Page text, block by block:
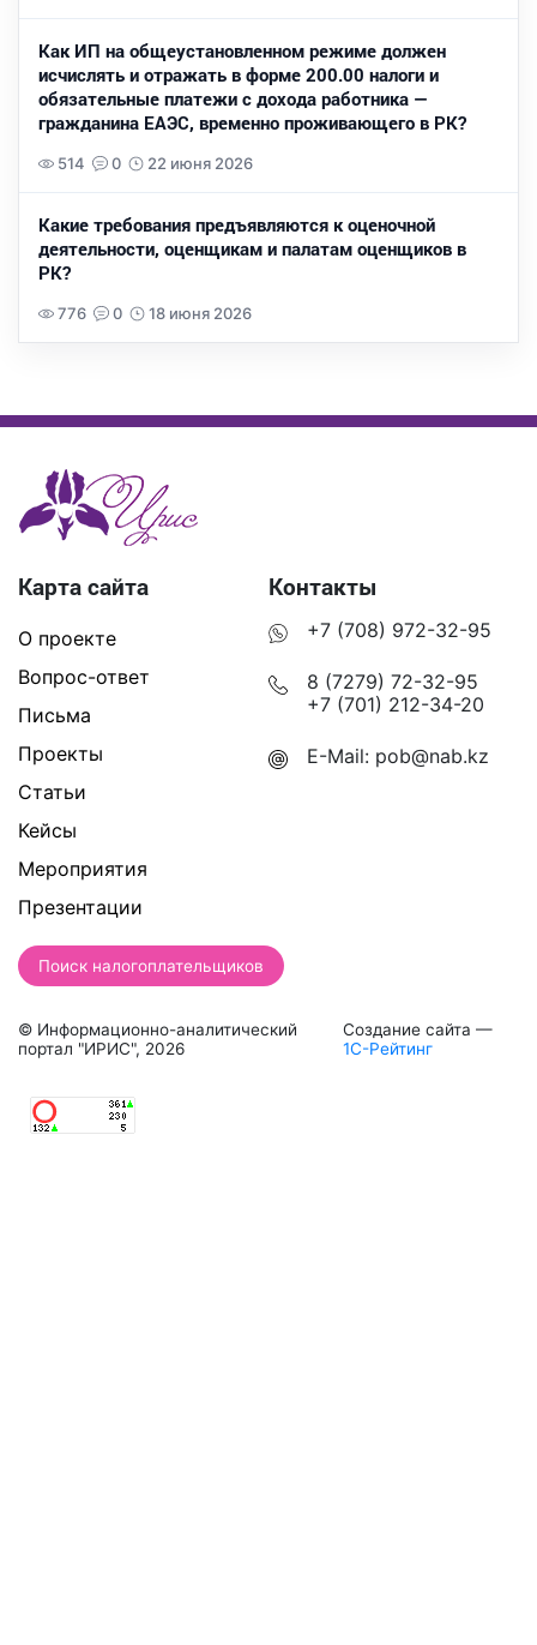
Как ИП на общеустановленном режиме должен
исчислять и отражать в форме 200.00 налоги и
обязательные платежи с дохода работника —
гражданина ЕАЭС, временно проживающего в РК?
514 0 22 июня 2026
Какие требования предъявляются к оценочной
деятельности, оценщикам и палатам оценщиков в
РК?
776 0 18 июня 2026
Карта сайта
О проекте
Вопрос-ответ
Письма
Проекты
Статьи
Кейсы
Мероприятия
Презентации
Контакты
+7 (708) 972-32-95
8 (7279) 72-32-95
+7 (701) 212-34-20
E-Mail: pob@nab.kz
Поиск налогоплательщиков
© Информационно-аналитический
портал "ИРИС", 2026
Создание сайта —
1С-Рейтинг